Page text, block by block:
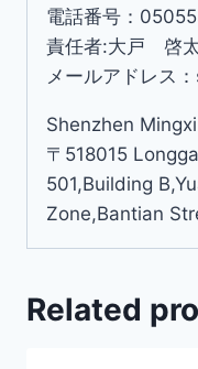
電話番号：
責任者:大戸 啓
メールアドレス
Shenzhen
〒518015
501,Building
Zone,Bantian
Related